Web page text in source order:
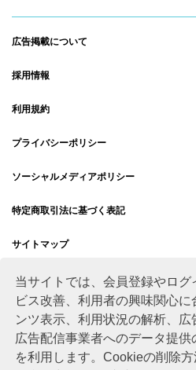
当サイトでは、会員登録やログ
ビス改善、利用者の興味関心に
ンツ表示、利用状況の解析、広
広告配信事業者へのデータ提
を利用します。Cookieの削除方
広告掲載について
採用情報
利用規約
プライバシーポリシー
ソーシャルメディアポリシー
特定商取引法に基づく表記
サイトマップ